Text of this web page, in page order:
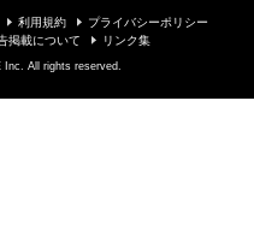
利用規約
プライバシーポリシー
掲載について リンク集
All rights reserved.